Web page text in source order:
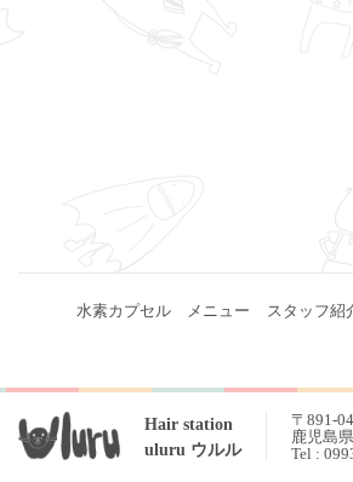
水素カプセル メニュー スタッフ紹
Hair station
uluru ウルル
〒891-
鹿児島
Tel :